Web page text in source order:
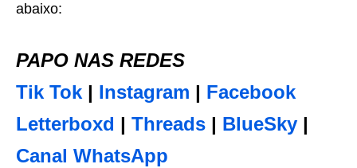
abaixo:
PAPO NAS REDES
Tik Tok | Instagram | Facebook
Letterboxd | Threads | BlueSky |
Canal WhatsApp